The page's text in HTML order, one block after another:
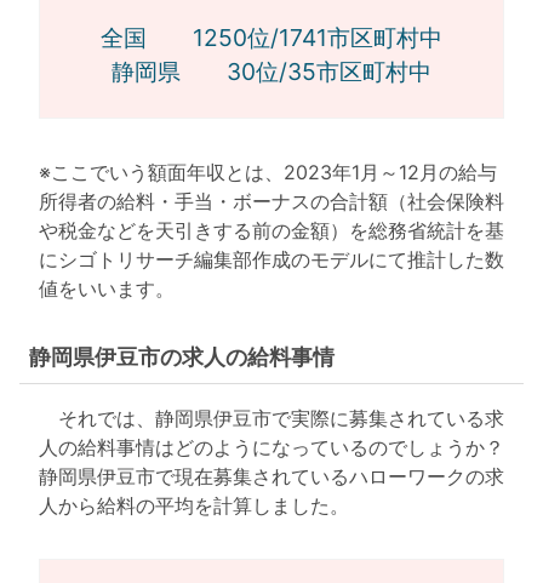
全国 1250位/1741市区町村中
静岡県 30位/35市区町村中
※ここでいう額面年収とは、2023年1月～12月の給与
所得者の給料・手当・ボーナスの合計額（社会保険料
や税金などを天引きする前の金額）を総務省統計を基
にシゴトリサーチ編集部作成のモデルにて推計した数
値をいいます。
静岡県伊豆市の求人の給料事情
それでは、静岡県伊豆市で実際に募集されている求
人の給料事情はどのようになっているのでしょうか？
静岡県伊豆市で現在募集されているハローワークの求
人から給料の平均を計算しました。